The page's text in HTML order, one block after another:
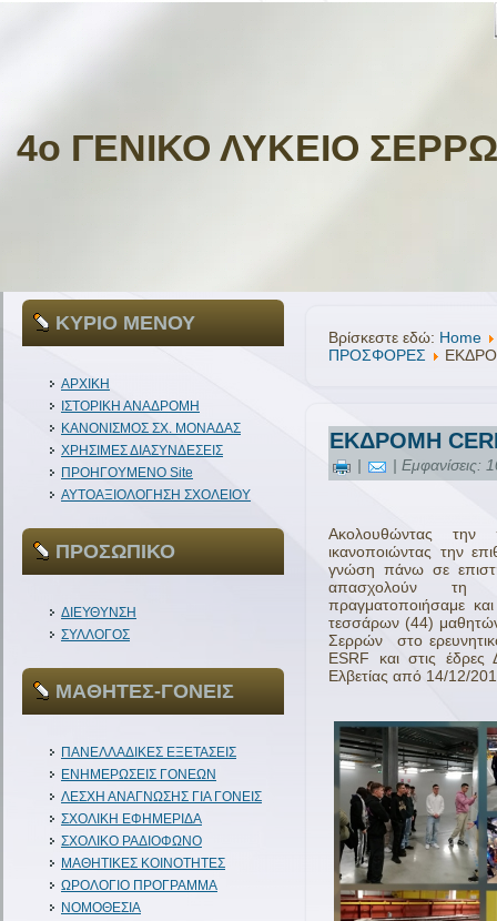
4ο ΓΕΝΙΚΟ ΛΥΚΕΙΟ
ΚΥΡΙΟ ΜΕΝΟΥ
ΑΡΧΙΚΗ
ΙΣΤΟΡΙΚΗ ΑΝΑΔΡΟΜΗ
ΚΑΝΟΝΙΣΜΟΣ ΣΧ. ΜΟΝΑΔΑΣ
ΧΡΗΣΙΜΕΣ ΔΙΑΣΥΝΔΕΣΕΙΣ
ΠΡΟΗΓΟΥΜΕΝΟ Site
ΑΥΤΟΑΞΙΟΛΟΓΗΣΗ ΣΧΟΛΕΙΟΥ
ΠΡΟΣΩΠΙΚΟ
ΔΙΕΥΘΥΝΣΗ
ΣΥΛΛΟΓΟΣ
ΜΑΘΗΤΕΣ-ΓΟΝΕΙΣ
ΠΑΝΕΛΛΑΔΙΚΕΣ ΕΞΕΤΑΣΕΙΣ
ΕΝΗΜΕΡΩΣΕΙΣ ΓΟΝΕΩΝ
ΛΕΣΧΗ ΑΝΑΓΝΩΣΗΣ ΓΙΑ ΓΟΝΕΙΣ
ΣΧΟΛΙΚΗ ΕΦΗΜΕΡΙΔΑ
ΣΧΟΛΙΚΟ ΡΑΔΙΟΦΩΝΟ
ΜΑΘΗΤΙΚΕΣ ΚΟΙΝΟΤΗΤΕΣ
ΩΡΟΛΟΓΙΟ ΠΡΟΓΡΑΜΜΑ
ΝΟΜΟΘΕΣΙΑ
Βρίσκεστε εδώ: Home
ΠΡΟΣΦΟΡΕΣ
ΕΚΔΡΟΜΗ
| | Εμφανίσεις:
Ακολουθώντας
ικανοποιώντας την
γνώση πάνω σε
απασχολούν τη
πραγματοποιήσαμε
τεσσάρων (44)
Σερρών στο
ESRF και στις
Ελβετίας από 14/12/